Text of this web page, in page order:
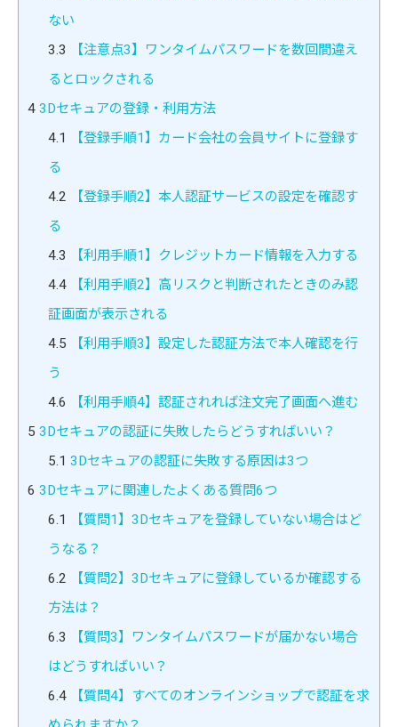
ない
3.3 【注意点3】ワンタイムパスワードを数回間違え
るとロックされる
4 3Dセキュアの登録・利用方法
4.1
【登録手順1】カード会社の会員サイトに登録す
る
4.2 【登録手順2】本人認証サービスの設定を確認す
る
4.3 【利用手順1】クレジットカード情報を入力する
4.4【利用手順2】高リスクと判断されたときのみ認
証画面が表示される
4.5 【利用手順3】設定した認証方法で本人確認を行
う
4.6 【利用手順4】認証されれば注文完了画面へ進む
5 3Dセキュアの認証に失敗したらどうすればいい？
5.1 3Dセキュアの認証に失敗する原因は3つ
6 3Dセキュアに関連したよくある質問6つ
6.1
【質問1】3Dセキュアを登録していない場合はど
うなる？
6.2 【質問2】3Dセキュアに登録しているか確認する
方法は？
6.3 【質問3】ワンタイムパスワードが届かない場合
はどうすればいい？
6.4【質問4】すべてのオンラインショップで認証を求